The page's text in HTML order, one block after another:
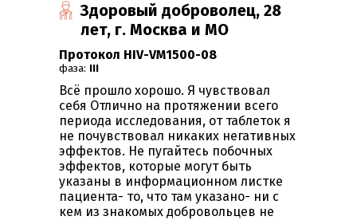
Здоровый доброволец, 28
лет, г. Москва и МО
Протокол HIV-VM1500-08
фаза: III
Всё прошло хорошо. Я чувствовал
себя Отлично на протяжении всего
периода исследования, от таблеток я
не почувствовал никаких негативных
эффектов. Не пугайтесь побочных
эффектов, которые могут быть
указаны в информационном листке
пациента- то, что там указано- ни с
кем из знакомых добровольцев не